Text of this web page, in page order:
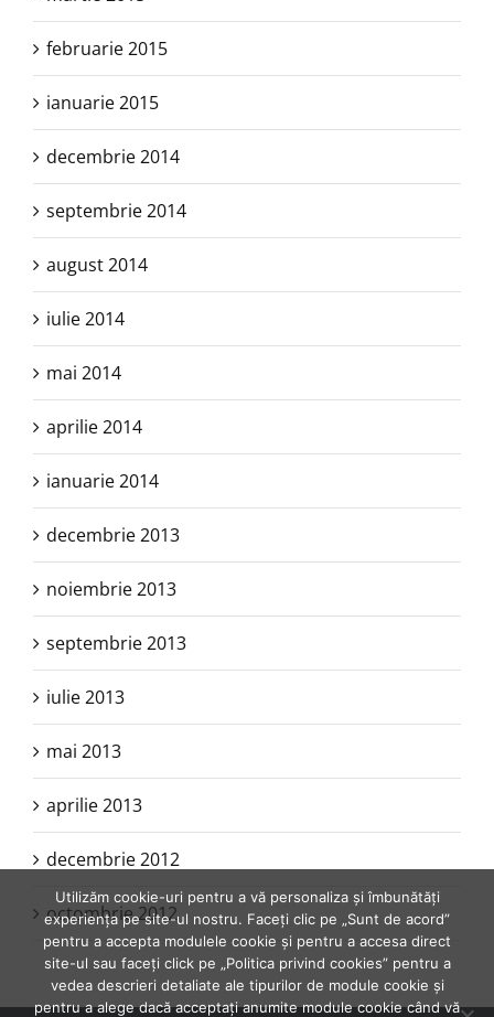
februarie 2015
ianuarie 2015
decembrie 2014
septembrie 2014
august 2014
iulie 2014
mai 2014
aprilie 2014
ianuarie 2014
decembrie 2013
noiembrie 2013
septembrie 2013
iulie 2013
mai 2013
aprilie 2013
decembrie 2012
octombrie 2012
Utilizăm cookie-uri pentru a vă personaliza și îmbunătăți
experiența pe site-ul nostru. Faceți clic pe „Sunt de acord”
pentru a accepta modulele cookie și pentru a accesa direct
site-ul sau faceți click pe „Politica privind cookies” pentru a
vedea descrieri detaliate ale tipurilor de module cookie și
pentru a alege dacă acceptați anumite module cookie când vă